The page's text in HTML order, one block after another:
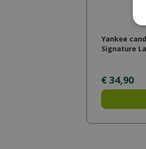
Yankee
Signature
€34,90